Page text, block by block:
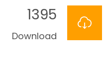
1500
Download